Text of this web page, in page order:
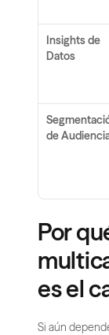
Insights de
Datos
de
Por
es el
Si aún